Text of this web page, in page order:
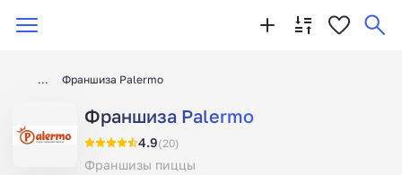
Франшиза Palermo
Франшиза Palermo
4.9(20)
Франшизы пиццы